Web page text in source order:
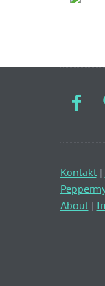
Kontakt|
About|